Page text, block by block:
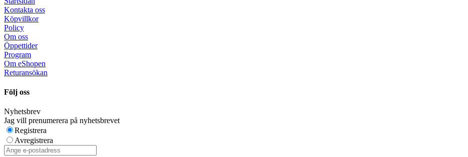
Kontakta oss
Köpvillkor
Policy
Om oss
Öppettider
Program
Om eShopen
Returansökan
Följ oss
Nyhetsbrev
Jag vill prenumerera på nyhetsbrevet
Registrera
Avregistrera